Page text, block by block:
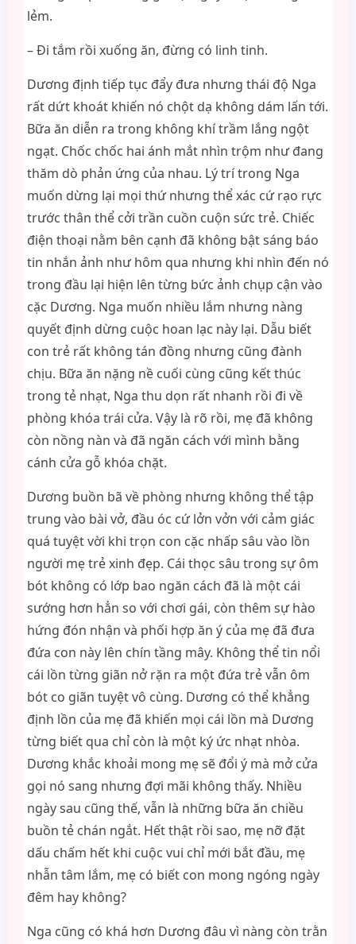
lẻm.
– Đi tắm rồi xuống ăn, đừng có linh tinh.
Dương định tiếp tục đẩy đưa nhưng thái độ Nga
rất dứt khoát khiến nó chột dạ không dám lấn tới.
Bữa ăn diễn ra trong không khí trầm lắng ngột
ngạt. Chốc chốc hai ánh mắt nhìn trộm như đang
thăm dò phản ứng của nhau. Lý trí trong Nga
muốn dừng lại mọi thứ nhưng thể xác cứ rạo rực
trước thân thể cởi trần cuồn cuộn sức trẻ. Chiếc
điện thoại nằm bên cạnh đã không bật sáng báo
tin nhắn ảnh như hôm qua nhưng khi nhìn đến nó
trong đầu lại hiện lên từng bức ảnh chụp cận vào
cặc Dương. Nga muốn nhiều lắm nhưng nàng
quyết định dừng cuộc hoan lạc này lại. Dẫu biết
con trẻ rất không tán đồng nhưng cũng đành
chịu. Bữa ăn nặng nề cuối cùng cũng kết thúc
trong tẻ nhạt, Nga thu dọn rất nhanh rồi đi về
phòng khóa trái cửa. Vậy là rõ rồi, mẹ đã không
còn nồng nàn và đã ngăn cách với mình bằng
cánh cửa gỗ khóa chặt.
Dương buồn bã về phòng nhưng không thể tập
trung vào bài vở, đầu óc cứ lởn vởn với cảm giác
quá tuyệt vời khi trọn con cặc nhấp sâu vào lồn
người mẹ trẻ xinh đẹp. Cái thọc sâu trong sự ôm
bót không có lớp bao ngăn cách đã là một cái
sướng hơn hẳn so với chơi gái, còn thêm sự hào
hứng đón nhận và phối hợp ăn ý của mẹ đã đưa
đứa con này lên chín tầng mây. Không thể tin nổi
cái lồn từng giãn nở rặn ra một đứa trẻ vẫn ôm
bót co giãn tuyệt vô cùng. Dương có thể khẳng
định lồn của mẹ đã khiến mọi cái lồn mà Dương
từng biết qua chỉ còn là một ký ức nhạt nhòa.
Dương khắc khoải mong mẹ sẽ đổi ý mà mở cửa
gọi nó sang nhưng đợi mãi không thấy. Nhiều
ngày sau cũng thế, vẫn là những bữa ăn chiều
buồn tẻ chán ngắt. Hết thật rồi sao, mẹ nỡ đặt
dấu chấm hết khi cuộc vui chỉ mới bắt đầu, mẹ
nhẫn tâm lắm, mẹ có biết con mong ngóng ngày
đêm hay không?
Nga cũng có khá hơn Dương đâu vì nàng còn trằn